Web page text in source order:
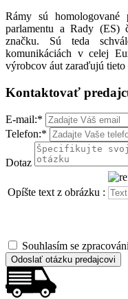
Rámy sú homologované
parlamentu a Rady (ES)
značku. Sú teda
komunikáciách v celej
výrobcov áut zaraďujú
Kontaktovať
E-mail:*
Telefon:*
Dotaz
Opíšte text z obrázku :
Souhlasím se
Odoslať otázku predajcovi